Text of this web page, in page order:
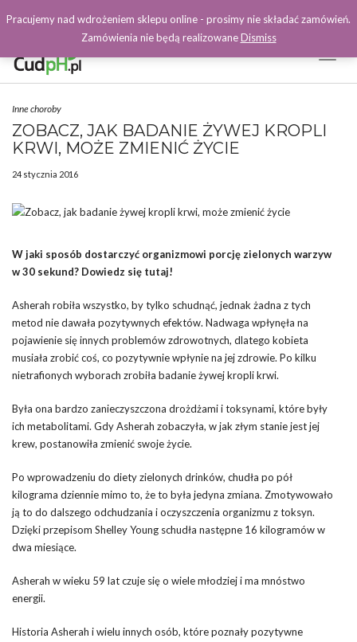
Facebook
Inne choroby
ZOBACZ, JAK BADANIE ŻYWEJ KROPLI
KRWI, MOŻE ZMIENIĆ ŻYCIE
24 stycznia 2016
W jaki sposób dostarczyć organizmowi porcję zielonych warzyw
w 30 sekund? Dowiedz się tutaj!
Asherah robiła wszystko, by tylko schudnąć, jednak żadna z tych
metod nie dawała pozytywnych efektów. Nadwaga wpłynęła na
pojawienie się innych problemów zdrowotnych, dlatego kobieta
musiała zrobić coś, co pozytywnie wpłynie na jej zdrowie. Po kilku
nietrafionych wyborach zrobiła badanie żywej kropli krwi.
Była ona bardzo zanieczyszczona drożdżami i toksynami, które były
ich metabolitami. Gdy Asherah zobaczyła, w jak złym stanie jest jej
krew, postanowiła zmienić swoje życie.
Po wprowadzeniu do diety zielonych drinków, chudła po pół
kilograma dziennie mimo to, że to była jedyna zmiana. Zmotywowało
ją to do dalszego odchudzania i oczyszczenia organizmu z toksyn.
Dzięki przepisom Shelley Young schudła następne 16 kilogramów w
dwa miesiące.
Asherah w wieku 59 lat czuje się o wiele młodziej i ma mnóstwo
energii.
Historia Asherah i wielu innych osób, które poznały pozytywne
Pracujemy nad wdrożeniem sklepu online - prosimy nie składać zamówień.
Zamówienia nie będą realizowaneDismiss